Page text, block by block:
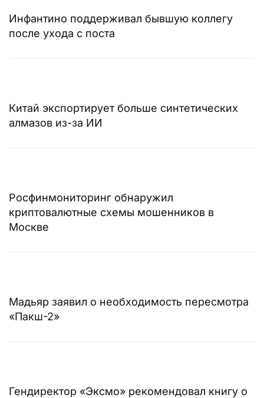
Инфантино поддерживал бывшую коллегу
после ухода с поста
Китай экспортирует больше синтетических
алмазов из-за ИИ
Росфинмониторинг обнаружил
криптовалютные схемы мошенников в
Москве
Мадьяр заявил о необходимость пересмотра
«Пакш-2»
Гендиректор «Эксмо» рекомендовал книгу о